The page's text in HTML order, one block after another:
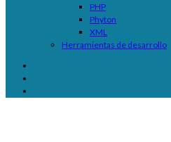
PHP
Phyton
XML
Herramientas de desarrollo